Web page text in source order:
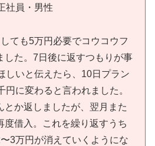
社員・男性
ても5万円必要でコウコウフ
した。7日後に返すつもりが事
しいと伝えたら、10日プラン
円に変わると言われました。
とか返しましたが、翌月また
度借入。これを繰り返すうち
3万円が消えていくようにな